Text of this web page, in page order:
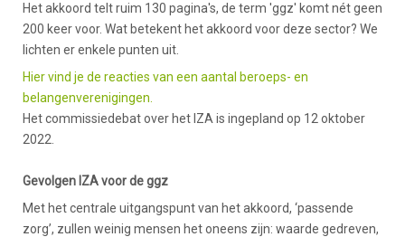
Het akkoord telt ruim 130 pagina's, de term 'ggz' komt nét geen
200 keer voor. Wat betekent het akkoord voor deze sector? We
lichten er enkele punten uit.
Hier vind je de reacties van een aantal beroeps- en
belangenverenigingen.
Het commissiedebat over het IZA is ingepland op 12 oktober
2022.
Gevolgen IZA voor de ggz
Met het centrale uitgangspunt van het akkoord, ‘passende
zorg’, zullen weinig mensen het oneens zijn: waarde gedreven,